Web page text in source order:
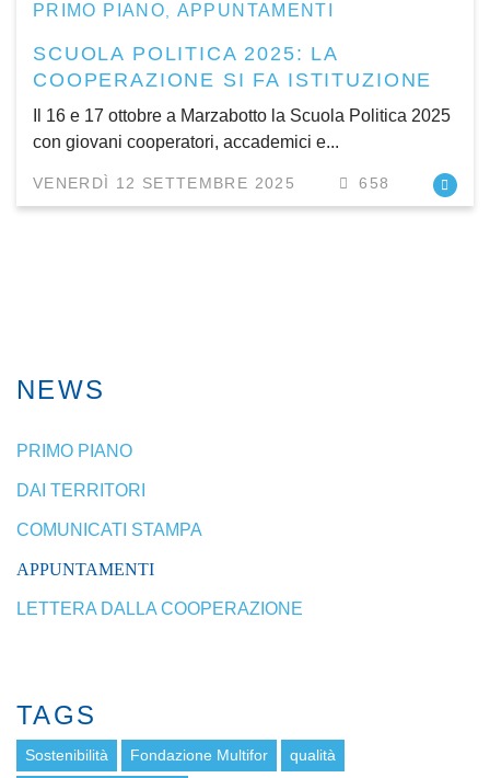
PRIMO PIANO, APPUNTAMENTI
SCUOLA POLITICA 2025: LA
COOPERAZIONE SI FA ISTITUZIONE
Il 16 e 17 ottobre a Marzabotto la Scuola Politica 2025
con giovani cooperatori, accademici e...
VENERDÌ 12 SETTEMBRE 2025 658
NEWS
PRIMO PIANO
DAI TERRITORI
COMUNICATI STAMPA
APPUNTAMENTI
LETTERA DALLA COOPERAZIONE
TAGS
Sostenibilità Fondazione Multifor qualità